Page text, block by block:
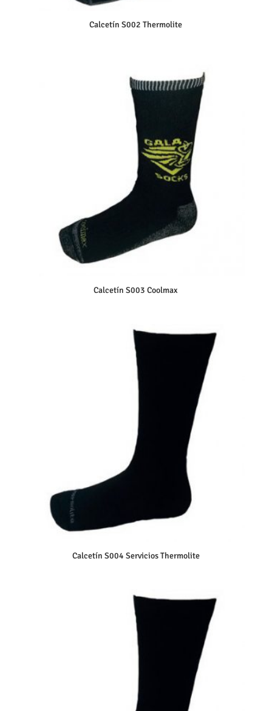
Calcetín S002 Thermolite
Calcetín S003 Coolmax
Calcetín S004 Servicios Thermolite